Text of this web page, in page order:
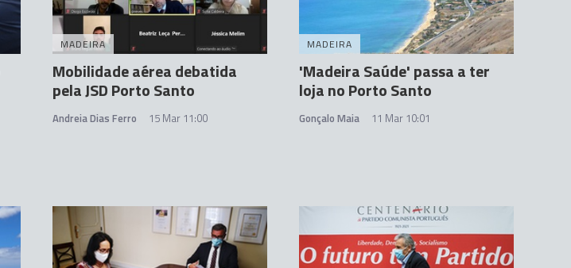
MADEIRA
Mobilidade aérea debatida
pela JSD Porto Santo
Andreia Dias Ferro 15 Mar 11:00
MADEIRA
'Madeira Saúde' passa a ter
loja no Porto Santo
Gonçalo Maia 11 Mar 10:01